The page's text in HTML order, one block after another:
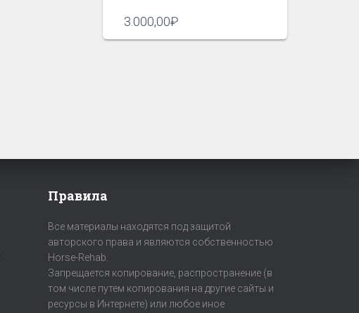
3.000,00₽
Правила
Все материалы находятся под защитой
авторского права и являются собственностью
Horse-Rehab.
Запрещается копирование, распространение (в
том числе путем копирования на другие сайты и
ресурсы в Интернете) или любое иное